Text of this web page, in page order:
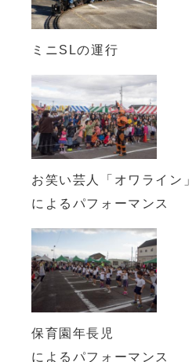
ミニSLの運行
お笑い芸人「オワライン」
によるパフォーマンス
保育園年長児
によるパフォーマンス